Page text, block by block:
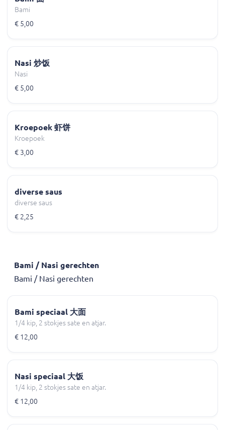
Bami
€ 5,00
Nasi 炒饭
Nasi
€ 5,00
Kroepoek 虾饼
Kroepoek
€ 3,00
diverse saus
diverse saus
€ 2,25
Bami / Nasi gerechten
Bami / Nasi gerechten
Bami speciaal 大面
1/4 kip, 2 stokjes sate en atjar.
€ 12,00
Nasi speciaal 大饭
1/4 kip, 2 stokjes sate en atjar.
€ 12,00